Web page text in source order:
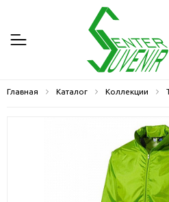
Главная Каталог Коллекции